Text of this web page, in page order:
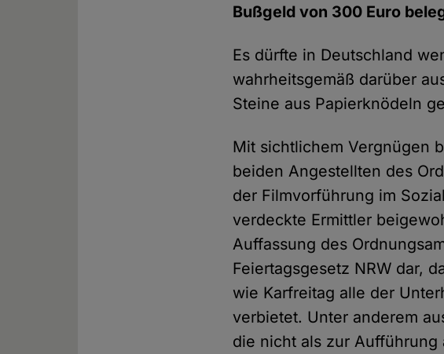
Bußgeld von 300 Euro
Es dürfte in Deutschland
wahrheitsgemäß darüber
Steine aus Papierknödeln
Mit sichtlichem Vergnügen
beiden Angestellten des
der Filmvorführung im
verdeckte Ermittler
Auffassung des
Feiertagsgesetz NRW dar,
wie Karfreitag alle der
verbietet. Unter anderem
die nicht als zur Aufführung